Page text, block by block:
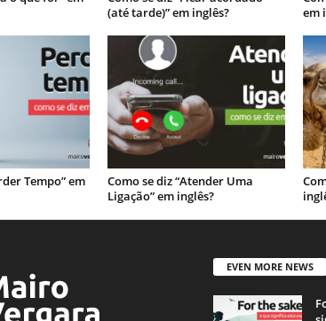
(até tarde)” em inglês?
em
Tempo” em
Como se diz “Atender Uma
Ligação” em inglês?
EVEN MORE NEWS